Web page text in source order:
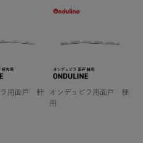
ラ用面戸 軒
オンデュビラ用面戸 棟
用